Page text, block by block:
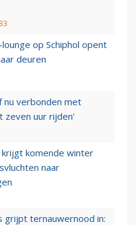
op Schiphol opent
deuren
nu verbonden met
zeven uur rijden'
krijgt komende winter
naar
grijpt ternauwernood in: